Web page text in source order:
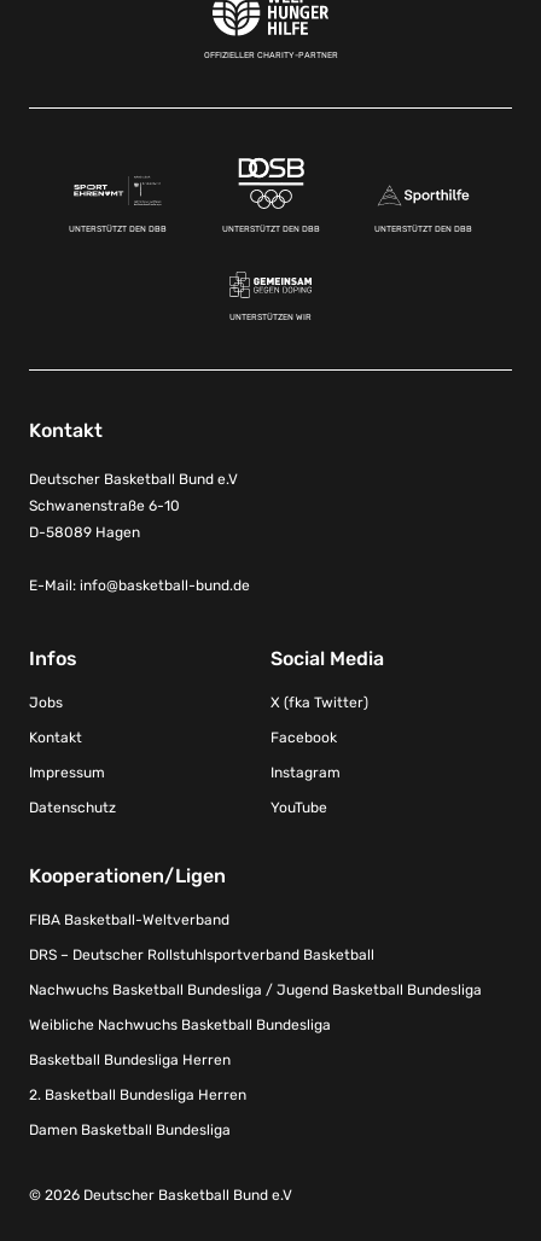
OFFIZIELLER CHARITY-PARTNER
UNTERSTÜTZT DEN DBB UNTERSTÜTZT DEN DBB UNTERSTÜTZT DEN DBB
UNTERSTÜTZEN WIR
Kontakt
Deutscher Basketball Bund e.V
Schwanenstraße 6-10
D-58089 Hagen
E-Mail: info@basketball-bund.de
Infos
Jobs
Kontakt
Impressum
Datenschutz
Social Media
X (fka Twitter)
Facebook
Instagram
YouTube
Kooperationen/Ligen
FIBA Basketball-Weltverband
DRS – Deutscher Rollstuhlsportverband Basketball
Nachwuchs Basketball Bundesliga / Jugend Basketball Bundesliga
Weibliche Nachwuchs Basketball Bundesliga
Basketball Bundesliga Herren
2. Basketball Bundesliga Herren
Damen Basketball Bundesliga
© 2026 Deutscher Basketball Bund e.V